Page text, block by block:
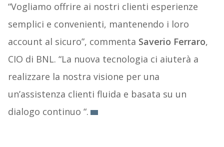
“Vogliamo offrire ai nostri clienti esperienze
semplici e convenienti, mantenendo i loro
account al sicuro”, commenta Saverio Ferraro,
CIO di BNL. “La nuova tecnologia ci aiuterà a
realizzare la nostra visione per una
un’assistenza clienti fluida e basata su un
dialogo continuo “.